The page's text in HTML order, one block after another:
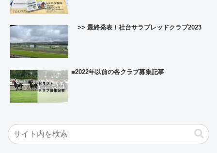
>> 最終発表！社台サラブレッドクラブ2023
■2022年以前の各クラブ募集記事